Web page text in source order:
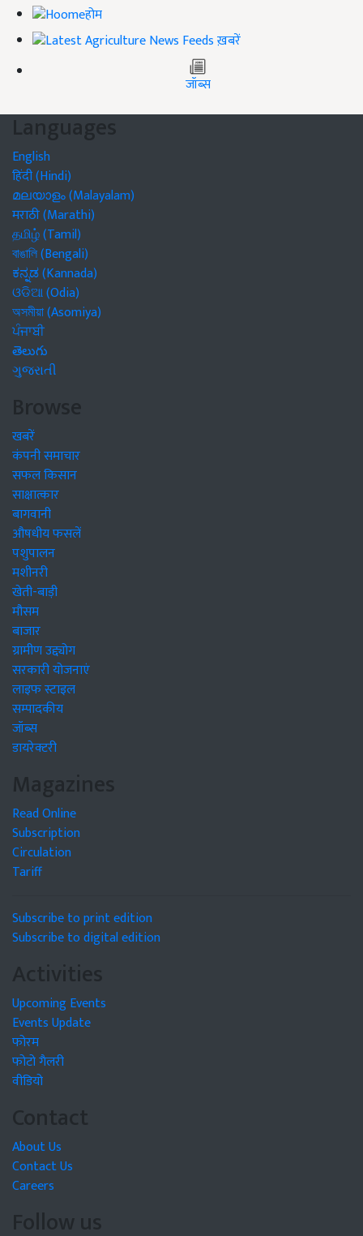
होम
ख़बरें
जॉब्स
Languages
English
हिंदी (Hindi)
മലയാളം (Malayalam)
मराठी (Marathi)
தமிழ் (Tamil)
বাঙালি (Bengali)
ಕನ್ನಡ (Kannada)
ଓଡିଆ (Odia)
অসমীয়া (Asomiya)
ਪੰਜਾਬੀ
తెలుగు
ગુજરાતી
Browse
खबरें
कंपनी समाचार
सफल किसान
साक्षात्कार
बागवानी
औषधीय फसलें
पशुपालन
मशीनरी
खेती-बाड़ी
मौसम
बाजार
ग्रामीण उद्द्योग
सरकारी योजनाएं
लाइफ स्टाइल
सम्पादकीय
जॉब्स
डायरेक्टरी
Magazines
Read Online
Subscription
Circulation
Tariff
Subscribe to print edition
Subscribe to digital edition
Activities
Upcoming Events
Events Update
फोरम
फोटो गैलरी
वीडियो
Contact
About Us
Contact Us
Careers
Follow us